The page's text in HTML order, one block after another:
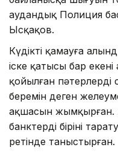
аудандық Полиция
Ысқақов.
Күдікті қамауға
іске қатысы бар
қойылған пәтерлерді
беремін деген
ақшасын жымқырған.
банктердің бірінің
ретінде таныстырған.